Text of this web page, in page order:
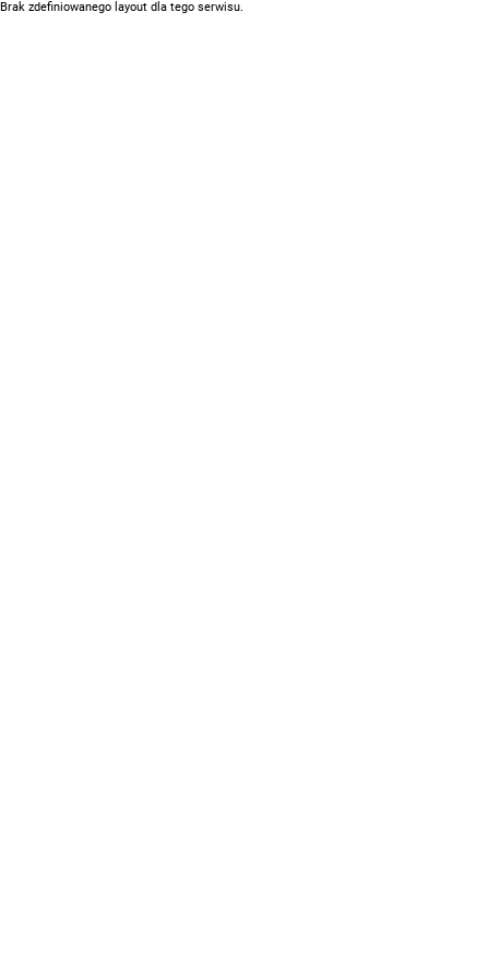
Brak zdefiniowanego layout dla tego serwisu.